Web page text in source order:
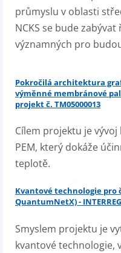
průmyslu v oblasti
NCKS se bude
významných pro
Pokročilá architektura
výměnné membránové
projekt č. TM05000013
Cílem projektu je
PEM, který dokáže
teplotě.
Kvantové technologie pro
QuantumNetX) - INTERREG
Smyslem projektu je
kvantové technologie,